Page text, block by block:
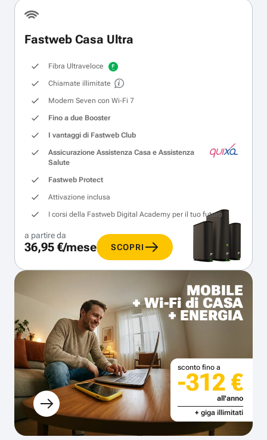
Fastweb Casa Ultra
Fibra Ultraveloce
Chiamate illimitate
Modem Seven con Wi‑Fi 7
Fino a due Booster
I vantaggi di Fastweb Club
Assicurazione Assistenza Casa e Assistenza
Salute
Fastweb Protect
Attivazione inclusa
I corsi della Fastweb Digital Academy per il tuo futuro
a partire da
36,95 €/mese SCOPRI
MOBILE
+ Wi-Fi di CASA
+ ENERGIA
sconto fino a
-312 €
all'anno
+ giga illimitati